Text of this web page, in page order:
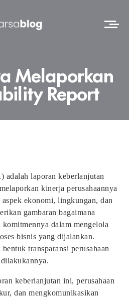
Melaporkan
Report
adalah laporan keberlanjutan
kinerja perusahaannya
ekonomi, lingkungan, dan
gambaran bagaimana
dalam mengelola
bisnis yang dijalankan.
transparansi perusahaan
keberlanjutan ini, perusahaan
dan mengkomunikasikan